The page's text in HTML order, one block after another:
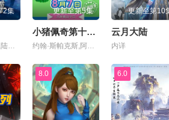
第91集
第99集
集
王大伟,柳知萧,陆敏悦,Minyue,Lu,黄骥,关帅,蘭雨馨,季骜杰,默伶,宴宁,徐翔,张妮,烈之流星,钟巍,Akira明,安志,kinsen,芥末
更新至第5集
小猪佩奇第十二季
约翰·斯帕克斯,阿梅丽·碧·史密斯,理查德·赖丁斯,莫温娜·班克斯,Kira Monteith,Alice May
更新至第10
云月大陆
内详
8.0 6.0